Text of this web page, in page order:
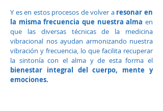
Y es en estos procesos de volver a resonar en
la misma frecuencia que nuestra alma en
que las diversas técnicas de la medicina
vibracional nos ayudan armonizando nuestra
vibración y frecuencia, lo que facilita recuperar
la sintonía con el alma y de esta forma el
bienestar integral del cuerpo, mente y
emociones.